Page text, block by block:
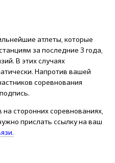
атлеты, которые
за последние 3 года,
В этих случаях
Напротив вашей
соревнования
сторонних соревнованиях,
прислать ссылку на ваш